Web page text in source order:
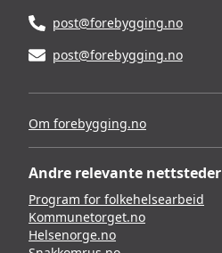
post@forebygging.no
post@forebygging.no
Om forebygging.no
Andre relevante nettsteder
Program for folkehelsearbeid
Kommunetorget.no
Helsenorge.no